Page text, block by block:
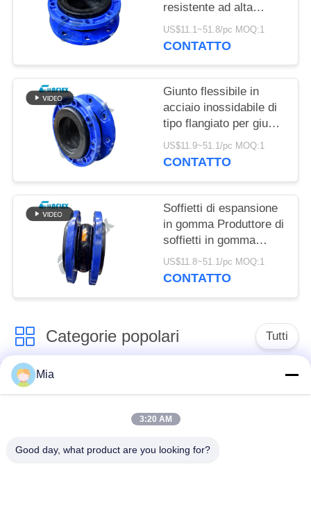
POLITICA
SULLA
PRIVACY
resistente ad alta
pressione in tubazioni
personalizzate
US$11.1~51.8/pc MOQ:1
CONTATTO
Giunto flessibile in
acciaio inossidabile di
tipo flangiato per giunto
di dilatazione del tubo
personalizzato
US$11.9~51.1/pc MOQ:1
CONTATTO
Soffietti di espansione
in gomma Produttore di
soffietti in gomma
flangiati
US$11.8~51.1/pc MOQ:1
CONTATTO
Categorie popolari Tutti
Giunto di dilatazione
di gomma della
Giunto di dilatazione
Giunto di dilatazione
Mia
3:20 AM
Good day, what product are you looking for?